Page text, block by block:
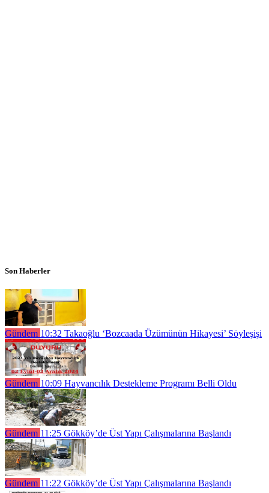
Son Haberler
Gündem 10:32 Takaoğlu ‘Bozcaada Üzümünün Hikayesi’ Söyleşişi
Gündem 10:09 Hayvancılık Destekleme Programı Belli Oldu
Gündem 11:25 Gökköy’de Üst Yapı Çalışmalarına Başlandı
Gündem 11:22 Gökköy’de Üst Yapı Çalışmalarına Başlandı